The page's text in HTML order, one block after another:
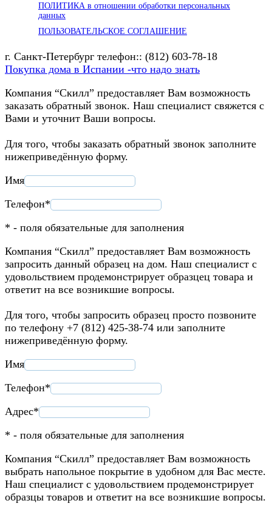
ПОЛИТИКА в отношении обработки персональных
данных
ПОЛЬЗОВАТЕЛЬСКОЕ СОГЛАШЕНИЕ
г. Санкт-Петербург телефон:: (812) 603-78-18
Покупка дома в Испании -что надо знать
Компания “Скилл” предоставляет Вам возможность
заказать обратный звонок. Наш специалист свяжется с
Вами и уточнит Ваши вопросы.
Для того, чтобы заказать обратный звонок заполните
нижеприведённую форму.
Имя
Телефон*
* - поля обязательные для заполнения
Компания “Скилл” предоставляет Вам возможность
запросить данный образец на дом. Наш специалист с
удовольствием продемонстрирует образцец товара и
ответит на все возникшие вопросы.
Для того, чтобы запросить образец просто позвоните
по телефону +7 (812) 425-38-74 или заполните
нижеприведённую форму.
Имя
Телефон*
Адрес*
* - поля обязательные для заполнения
Компания “Скилл” предоставляет Вам возможность
выбрать напольное покрытие в удобном для Вас месте.
Наш специалист с удовольствием продемонстрирует
образцы товаров и ответит на все возникшие вопросы.